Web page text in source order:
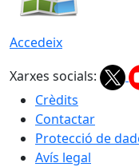
Accedeix
Xarxes socials:
Crèdits
Contactar
Protecció de
Avís legal